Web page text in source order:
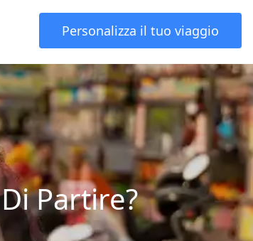
Personalizza il tuo viaggio
Partire?